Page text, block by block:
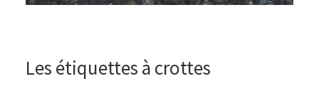
Les étiquettes à crottes